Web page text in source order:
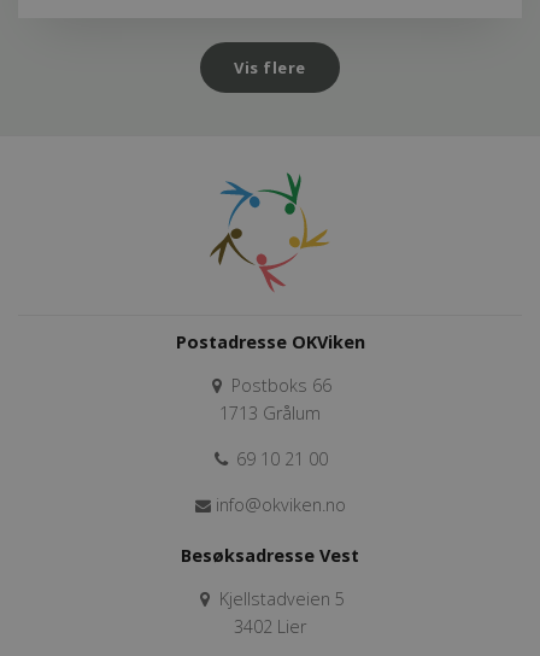
Vis flere
Postadresse OKViken
Postboks 66
1713 Grålum
69 10 21 00
info@okviken.no
Besøksadresse Vest
Kjellstadveien 5
3402 Lier